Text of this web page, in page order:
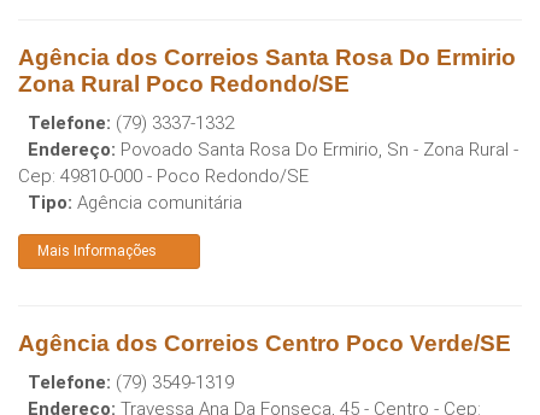
Agência dos Correios Santa Rosa Do Ermirio
Zona Rural Poco Redondo/SE
Telefone: (79) 3337-1332
Endereço: Povoado Santa Rosa Do Ermirio, Sn - Zona Rural -
Cep: 49810-000 - Poco Redondo/SE
Tipo: Agência comunitária
Mais Informações
Agência dos Correios Centro Poco Verde/SE
Telefone: (79) 3549-1319
Endereço: Travessa Ana Da Fonseca, 45 - Centro - Cep: